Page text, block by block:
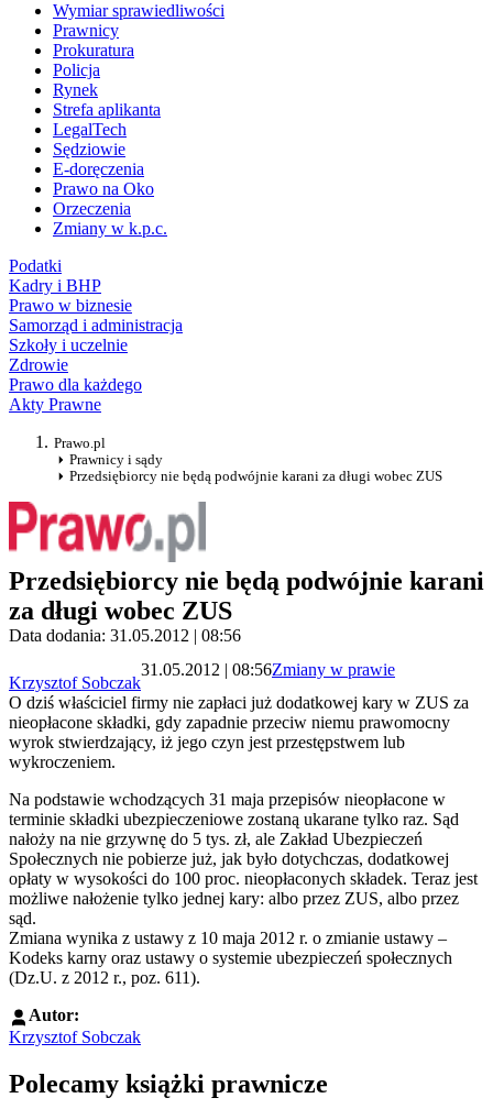
Wymiar sprawiedliwości
Prawnicy
Prokuratura
Policja
Rynek
Strefa aplikanta
LegalTech
Sędziowie
E-doręczenia
Prawo na Oko
Orzeczenia
Zmiany w k.p.c.
Podatki
Kadry i BHP
Prawo w biznesie
Samorząd i administracja
Szkoły i uczelnie
Zdrowie
Prawo dla każdego
Akty Prawne
Prawo.pl
Prawnicy i sądy
Przedsiębiorcy nie będą podwójnie karani za długi wobec ZUS
Przedsiębiorcy nie będą podwójnie karani
za długi wobec ZUS
Data dodania: 31.05.2012 | 08:56
Krzysztof Sobczak
31.05.2012 | 08:56Zmiany w prawie
O dziś właściciel firmy nie zapłaci już dodatkowej kary w ZUS za
nieopłacone składki, gdy zapadnie przeciw niemu prawomocny
wyrok stwierdzający, iż jego czyn jest przestępstwem lub
wykroczeniem.
Na podstawie wchodzących 31 maja przepisów nieopłacone w
terminie składki ubezpieczeniowe zostaną ukarane tylko raz. Sąd
nałoży na nie grzywnę do 5 tys. zł, ale Zakład Ubezpieczeń
Społecznych nie pobierze już, jak było dotychczas, dodatkowej
opłaty w wysokości do 100 proc. nieopłaconych składek. Teraz jest
możliwe nałożenie tylko jednej kary: albo przez ZUS, albo przez
sąd.
Zmiana wynika z ustawy z 10 maja 2012 r. o zmianie ustawy –
Kodeks karny oraz ustawy o systemie ubezpieczeń społecznych
(Dz.U. z 2012 r., poz. 611).
Autor:
Krzysztof Sobczak
Polecamy książki prawnicze